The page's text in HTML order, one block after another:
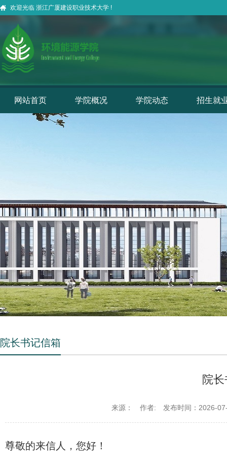
欢迎光临 浙江广厦建设职业技术大学 !
网站首页 学院概况 学院动态 招生就
院长书记信箱
院
来源： 作者: 发布时间：2026-
尊敬的来信人，您好！